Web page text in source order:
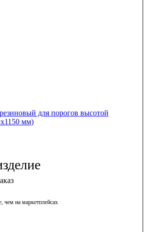
чем на маркетплейсах